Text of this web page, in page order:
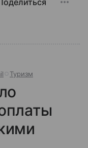
Поделиться
Туризм